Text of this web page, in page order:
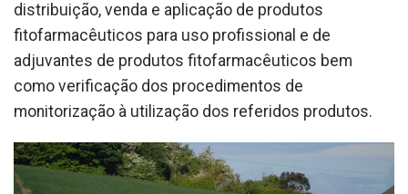
distribuição, venda e aplicação de produtos
fitofarmacêuticos para uso profissional e de
adjuvantes de produtos fitofarmacêuticos bem
como verificação dos procedimentos de
monitorização à utilização dos referidos produtos.